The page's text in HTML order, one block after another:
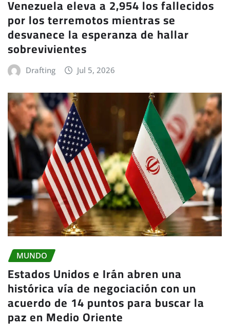
Venezuela eleva a 2,954 los fallecidos
por los terremotos mientras se
desvanece la esperanza de hallar
sobrevivientes
Drafting Jul 5, 2026
MUNDO
Estados Unidos e Irán abren una
histórica vía de negociación con un
acuerdo de 14 puntos para buscar la
paz en Medio Oriente